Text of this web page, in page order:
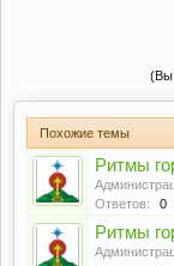
(Вы
Похожие темы
Ритмы
Ответов:
0
Ритмы